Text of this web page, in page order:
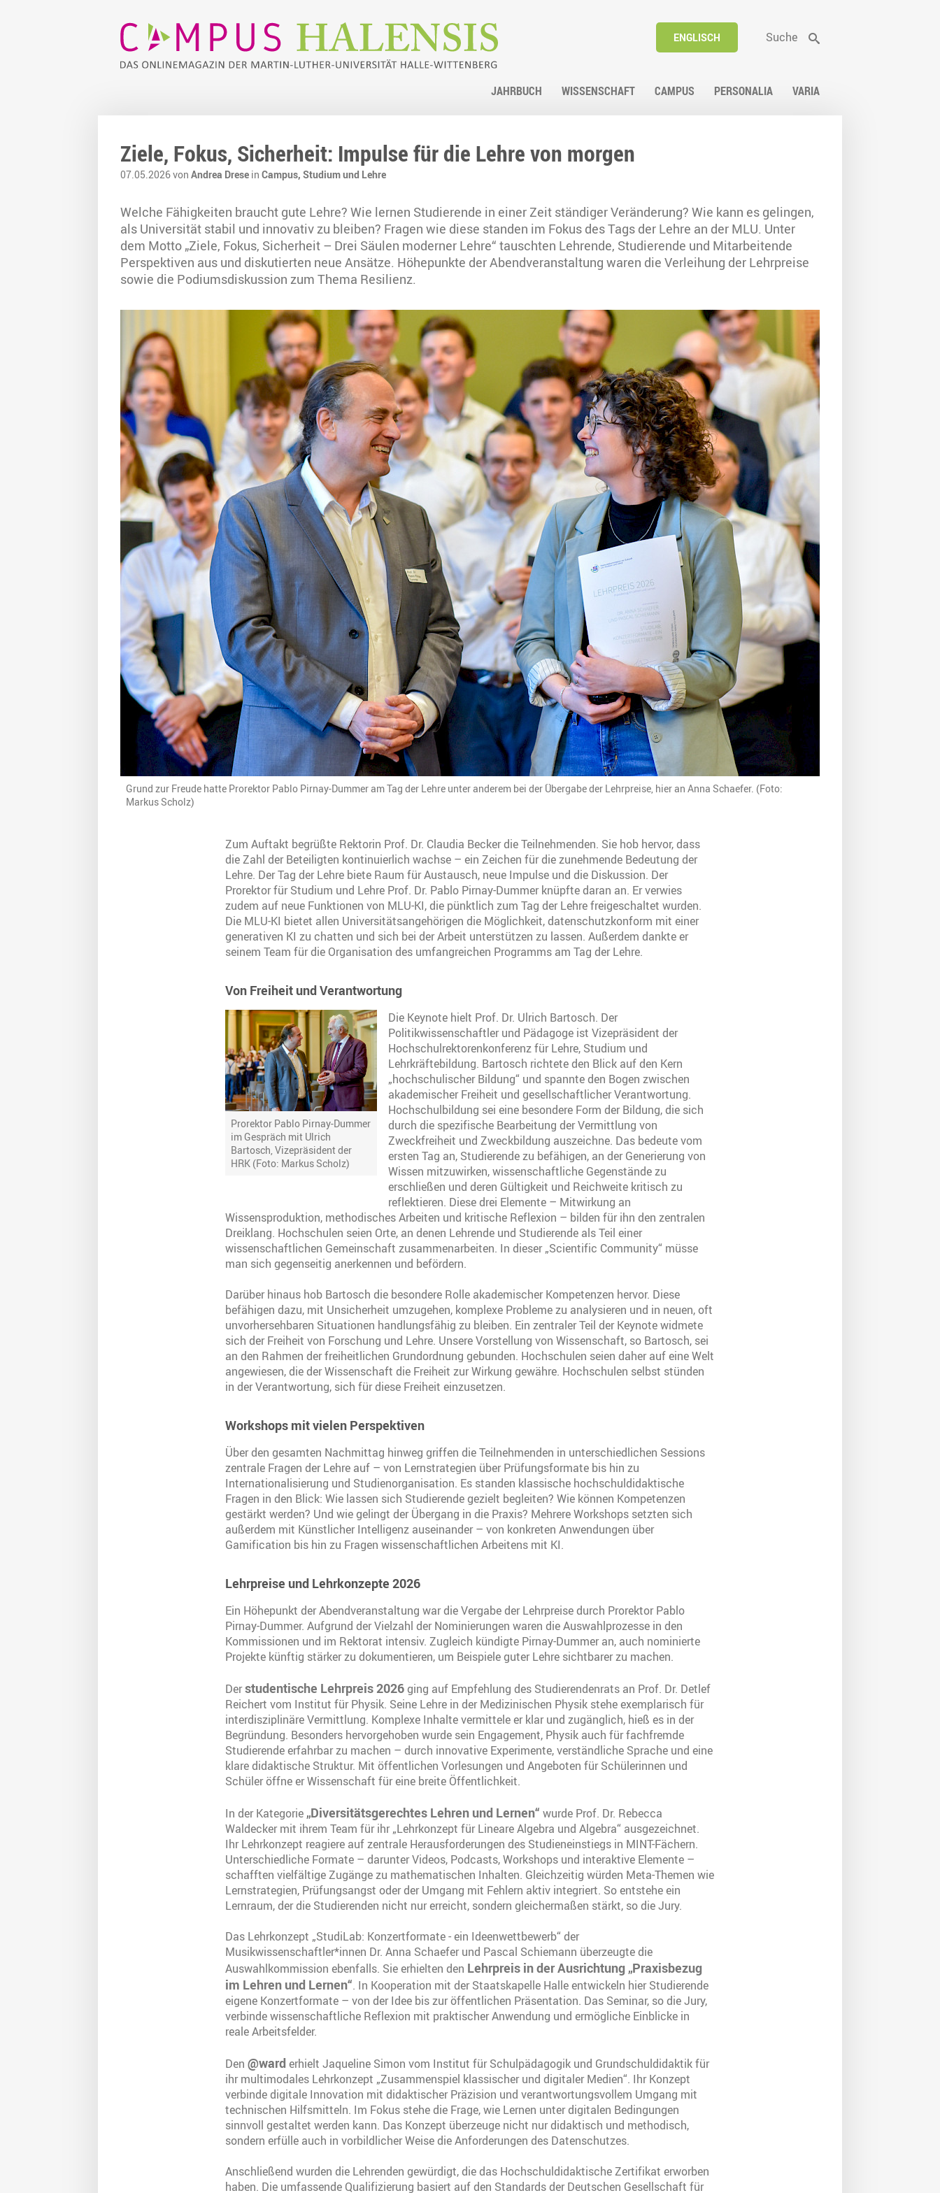
ENGLISCH Suche
JAHRBUCH WISSENSCHAFT CAMPUS PERSONALIA VARIA
Ziele, Fokus, Sicherheit: Impulse für die Lehre von morgen
07.05.2026 von Andrea Drese in Campus, Studium und Lehre
Welche Fähigkeiten braucht gute Lehre? Wie lernen Studierende in einer Zeit ständiger Veränderung? Wie kann es gelingen,
als Universität stabil und innovativ zu bleiben? Fragen wie diese standen im Fokus des Tags der Lehre an der MLU. Unter
dem Motto „Ziele, Fokus, Sicherheit – Drei Säulen moderner Lehre“ tauschten Lehrende, Studierende und Mitarbeitende
Perspektiven aus und diskutierten neue Ansätze. Höhepunkte der Abendveranstaltung waren die Verleihung der Lehrpreise
sowie die Podiumsdiskussion zum Thema Resilienz.
Grund zur Freude hatte Prorektor Pablo Pirnay-Dummer am Tag der Lehre unter anderem bei der Übergabe der Lehrpreise, hier an Anna Schaefer. (Foto:
Markus Scholz)
Zum Auftakt begrüßte Rektorin Prof. Dr. Claudia Becker die Teilnehmenden. Sie hob hervor, dass
die Zahl der Beteiligten kontinuierlich wachse – ein Zeichen für die zunehmende Bedeutung der
Lehre. Der Tag der Lehre biete Raum für Austausch, neue Impulse und die Diskussion. Der
Prorektor für Studium und Lehre Prof. Dr. Pablo Pirnay-Dummer knüpfte daran an. Er verwies
zudem auf neue Funktionen von MLU-KI, die pünktlich zum Tag der Lehre freigeschaltet wurden.
Die MLU-KI bietet allen Universitätsangehörigen die Möglichkeit, datenschutzkonform mit einer
generativen KI zu chatten und sich bei der Arbeit unterstützen zu lassen. Außerdem dankte er
seinem Team für die Organisation des umfangreichen Programms am Tag der Lehre.
Von Freiheit und Verantwortung
Prorektor Pablo Pirnay-Dummer
im Gespräch mit Ulrich
Bartosch, Vizepräsident der
HRK (Foto: Markus Scholz)
Die Keynote hielt Prof. Dr. Ulrich Bartosch. Der
Politikwissenschaftler und Pädagoge ist Vizepräsident der
Hochschulrektorenkonferenz für Lehre, Studium und
Lehrkräftebildung. Bartosch richtete den Blick auf den Kern
„hochschulischer Bildung“ und spannte den Bogen zwischen
akademischer Freiheit und gesellschaftlicher Verantwortung.
Hochschulbildung sei eine besondere Form der Bildung, die sich
durch die spezifische Bearbeitung der Vermittlung von
Zweckfreiheit und Zweckbildung auszeichne. Das bedeute vom
ersten Tag an, Studierende zu befähigen, an der Generierung von
Wissen mitzuwirken, wissenschaftliche Gegenstände zu
erschließen und deren Gültigkeit und Reichweite kritisch zu
reflektieren. Diese drei Elemente – Mitwirkung an
Wissensproduktion, methodisches Arbeiten und kritische Reflexion – bilden für ihn den zentralen
Dreiklang. Hochschulen seien Orte, an denen Lehrende und Studierende als Teil einer
wissenschaftlichen Gemeinschaft zusammenarbeiten. In dieser „Scientific Community“ müsse
man sich gegenseitig anerkennen und befördern.
Darüber hinaus hob Bartosch die besondere Rolle akademischer Kompetenzen hervor. Diese
befähigen dazu, mit Unsicherheit umzugehen, komplexe Probleme zu analysieren und in neuen, oft
unvorhersehbaren Situationen handlungsfähig zu bleiben. Ein zentraler Teil der Keynote widmete
sich der Freiheit von Forschung und Lehre. Unsere Vorstellung von Wissenschaft, so Bartosch, sei
an den Rahmen der freiheitlichen Grundordnung gebunden. Hochschulen seien daher auf eine Welt
angewiesen, die der Wissenschaft die Freiheit zur Wirkung gewähre. Hochschulen selbst stünden
in der Verantwortung, sich für diese Freiheit einzusetzen.
Workshops mit vielen Perspektiven
Über den gesamten Nachmittag hinweg griffen die Teilnehmenden in unterschiedlichen Sessions
zentrale Fragen der Lehre auf – von Lernstrategien über Prüfungsformate bis hin zu
Internationalisierung und Studienorganisation. Es standen klassische hochschuldidaktische
Fragen in den Blick: Wie lassen sich Studierende gezielt begleiten? Wie können Kompetenzen
gestärkt werden? Und wie gelingt der Übergang in die Praxis? Mehrere Workshops setzten sich
außerdem mit Künstlicher Intelligenz auseinander – von konkreten Anwendungen über
Gamification bis hin zu Fragen wissenschaftlichen Arbeitens mit KI.
Lehrpreise und Lehrkonzepte 2026
Ein Höhepunkt der Abendveranstaltung war die Vergabe der Lehrpreise durch Prorektor Pablo
Pirnay-Dummer. Aufgrund der Vielzahl der Nominierungen waren die Auswahlprozesse in den
Kommissionen und im Rektorat intensiv. Zugleich kündigte Pirnay-Dummer an, auch nominierte
Projekte künftig stärker zu dokumentieren, um Beispiele guter Lehre sichtbarer zu machen.
Derstudentische Lehrpreis 2026ging auf Empfehlung des Studierendenrats an Prof. Dr. Detlef
Reichert vom Institut für Physik. Seine Lehre in der Medizinischen Physik stehe exemplarisch für
interdisziplinäre Vermittlung. Komplexe Inhalte vermittele er klar und zugänglich, hieß es in der
Begründung. Besonders hervorgehoben wurde sein Engagement, Physik auch für fachfremde
Studierende erfahrbar zu machen – durch innovative Experimente, verständliche Sprache und eine
klare didaktische Struktur. Mit öffentlichen Vorlesungen und Angeboten für Schülerinnen und
Schüler öffne er Wissenschaft für eine breite Öffentlichkeit.
In der Kategorie „Diversitätsgerechtes Lehren und Lernen“ wurde Prof. Dr. Rebecca
Waldecker mit ihrem Team für ihr „Lehrkonzept für Lineare Algebra und Algebra“ ausgezeichnet.
Ihr Lehrkonzept reagiere auf zentrale Herausforderungen des Studieneinstiegs in MINT-Fächern.
Unterschiedliche Formate – darunter Videos, Podcasts, Workshops und interaktive Elemente –
schafften vielfältige Zugänge zu mathematischen Inhalten. Gleichzeitig würden Meta-Themen wie
Lernstrategien, Prüfungsangst oder der Umgang mit Fehlern aktiv integriert. So entstehe ein
Lernraum, der die Studierenden nicht nur erreicht, sondern gleichermaßen stärkt, so die Jury.
Das Lehrkonzept „StudiLab: Konzertformate - ein Ideenwettbewerb“ der
Musikwissenschaftler*innen Dr. Anna Schaefer und Pascal Schiemann überzeugte die
Auswahlkommission ebenfalls. Sie erhielten den Lehrpreis in der Ausrichtung „Praxisbezug
im Lehren und Lernen“. In Kooperation mit der Staatskapelle Halle entwickeln hier Studierende
eigene Konzertformate – von der Idee bis zur öffentlichen Präsentation. Das Seminar, so die Jury,
verbinde wissenschaftliche Reflexion mit praktischer Anwendung und ermögliche Einblicke in
reale Arbeitsfelder.
Den @ward erhielt Jaqueline Simon vom Institut für Schulpädagogik und Grundschuldidaktik für
ihr multimodales Lehrkonzept „Zusammenspiel klassischer und digitaler Medien“. Ihr Konzept
verbinde digitale Innovation mit didaktischer Präzision und verantwortungsvollem Umgang mit
technischen Hilfsmitteln. Im Fokus stehe die Frage, wie Lernen unter digitalen Bedingungen
sinnvoll gestaltet werden kann. Das Konzept überzeuge nicht nur didaktisch und methodisch,
sondern erfülle auch in vorbildlicher Weise die Anforderungen des Datenschutzes.
Anschließend wurden die Lehrenden gewürdigt, die das Hochschuldidaktische Zertifikat erworben
haben. Die umfassende Qualifizierung basiert auf den Standards der Deutschen Gesellschaft für